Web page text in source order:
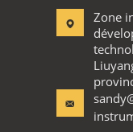
Les BS
de